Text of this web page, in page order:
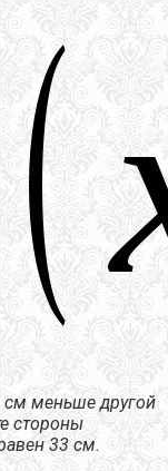
см меньше другой
стороны
33 см.